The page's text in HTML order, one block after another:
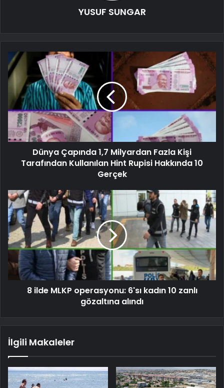
YUSUF SUNGAR
Dünya Çapında 1,7 Milyardan Fazla Kişi
Tarafından Kullanılan Hint Rupisi Hakkında 10
Gerçek
8 ilde MLKP operasyonu: 6'sı kadın 10 zanlı
gözaltına alındı
İlgili Makaleler